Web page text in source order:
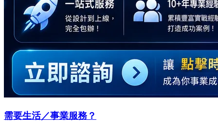
需要生活／事業服務？